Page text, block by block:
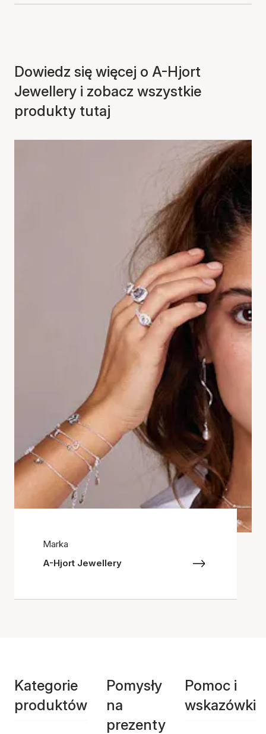
Dowiedz się więcej o A-Hjort
Jewellery i zobacz wszystkie
produkty tutaj
Marka
A-Hjort Jewellery
Kategorie
produktów
Pomysły
na
prezenty
Pomoc i
wskazówki